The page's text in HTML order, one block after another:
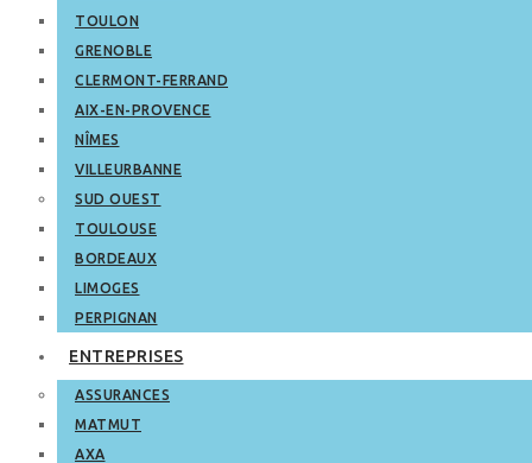
TOULON
GRENOBLE
CLERMONT-FERRAND
AIX-EN-PROVENCE
NÎMES
VILLEURBANNE
SUD OUEST
TOULOUSE
BORDEAUX
LIMOGES
PERPIGNAN
ENTREPRISES
ASSURANCES
MATMUT
AXA